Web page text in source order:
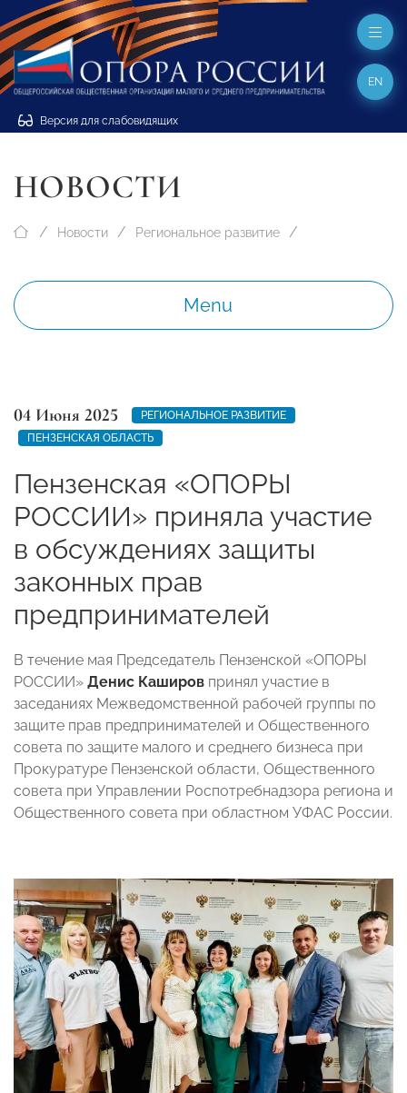
Версия для слабовидящих
EN
НОВОСТИ
Новости Региональное развитие
Menu
04 Июня 2025
РЕГИОНАЛЬНОЕ РАЗВИТИЕ
ПЕНЗЕНСКАЯ ОБЛАСТЬ
Пензенская «ОПОРЫ
РОССИИ» приняла участие
в обсуждениях защиты
законных прав
предпринимателей
В течение мая Председатель Пензенской «ОПОРЫ
РОССИИ» Денис Каширов принял участие в
заседаниях Межведомственной рабочей группы по
защите прав предпринимателей и Общественного
совета по защите малого и среднего бизнеса при
Прокуратуре Пензенской области, Общественного
совета при Управлении Роспотребнадзора региона и
Общественного совета при областном УФАС России.